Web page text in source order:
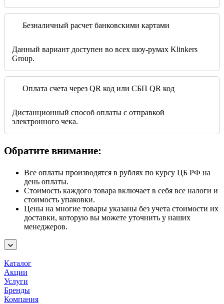
Безналичный расчет банковскими картами
Данный вариант доступен во всех шоу-румах Klinkers
Group.
Оплата счета через QR код или СБП QR код
Дистанционный способ оплаты с отправкой
электронного чека.
Обратите внимание:
Все оплаты производятся в рублях по курсу ЦБ РФ на
день оплаты.
Стоимость каждого товара включает в себя все налоги и
стоимость упаковки.
Цены на многие товары указаны без учета стоимости их
доставки, которую вы можете уточнить у наших
менеджеров.
Каталог
Акции
Услуги
Бренды
Компания